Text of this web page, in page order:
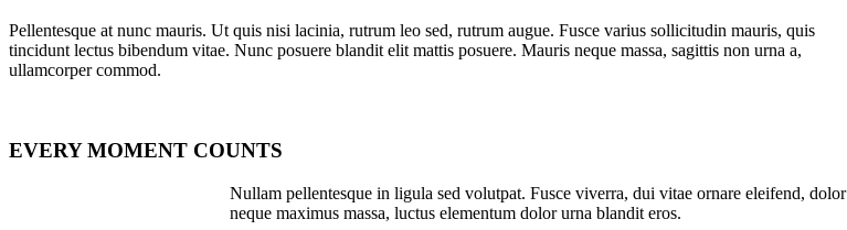
Pellentesque at nunc mauris. Ut quis nisi lacinia, rutrum leo sed, rutrum augue. Fusce varius sollicitudin mauris, quis
tincidunt lectus bibendum vitae. Nunc posuere blandit elit mattis posuere. Mauris neque massa, sagittis non urna a,
ullamcorper commod.
EVERY MOMENT COUNTS
Nullam pellentesque in ligula sed volutpat. Fusce viverra, dui vitae ornare eleifend, dolor
neque maximus massa, luctus elementum dolor urna blandit eros.